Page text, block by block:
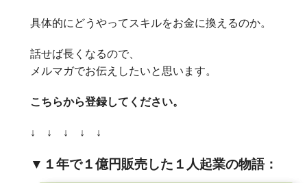
具体的にどうやってスキルをお金に換えるのか。
話せば長くなるので、
メルマガでお伝えしたいと思います。
こちらから登録してください。
↓ ↓ ↓ ↓ ↓
▼１年で１億円販売した１人起業の物語：